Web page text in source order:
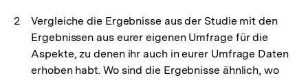
Vergleiche die Ergebnisse aus der Studie mit den
Ergebnissen aus eurer eigenen Umfrage für die
Aspekte, zu denen ihr auch in eurer Umfrage Daten
erhoben habt. Wo sind die Ergebnisse ähnlich, wo